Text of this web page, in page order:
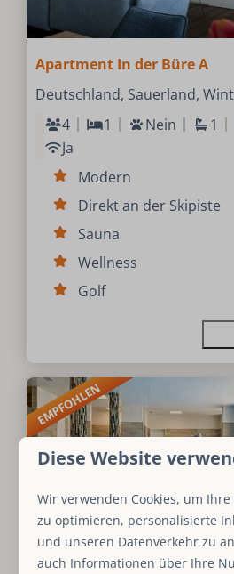
Apartment In der Büre A
Deutschland, Sauerland,
4
1 Nein 1
Ja
Modern
Direkt an der Skipiste
Sauna
Wellness
Golf
EMPFOHLEN
Diese Website
Wir verwenden Cookies, um
zu optimieren, personalisierte
und unseren Datenverkehr zu
auch Informationen über Ihre